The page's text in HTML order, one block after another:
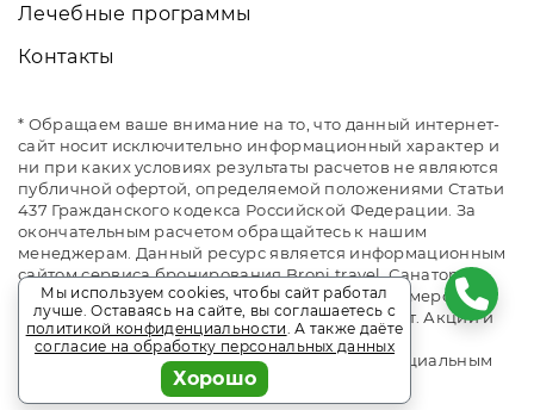
Лечебные программы
Контакты
* Обращаем ваше внимание на то, что данный интернет-
сайт носит исключительно информационный характер и
ни при каких условиях результаты расчетов не являются
публичной офертой, определяемой положениями Статьи
437 Гражданского кодекса Российской Федерации. За
окончательным расчетом обращайтесь к нашим
менеджерам. Данный ресурс является информационным
сайтом сервиса бронирования Broni.travel. Санаторий
«им. Горького». Сайт онлайн бронирования номеров.
Актуальные цены, прайс-листы и наличие мест. Акции и
спецпредложения. Выгодное бронирование.
Индивидуальный менеджер. Не является официальным
сайтом объекта размещения.
Мы используем cookies, чтобы сайт работал
лучше. Оставаясь на сайте, вы соглашаетесь с
политикой конфиденциальности. А также даёте
согласие на обработку персональных данных
Хорошо